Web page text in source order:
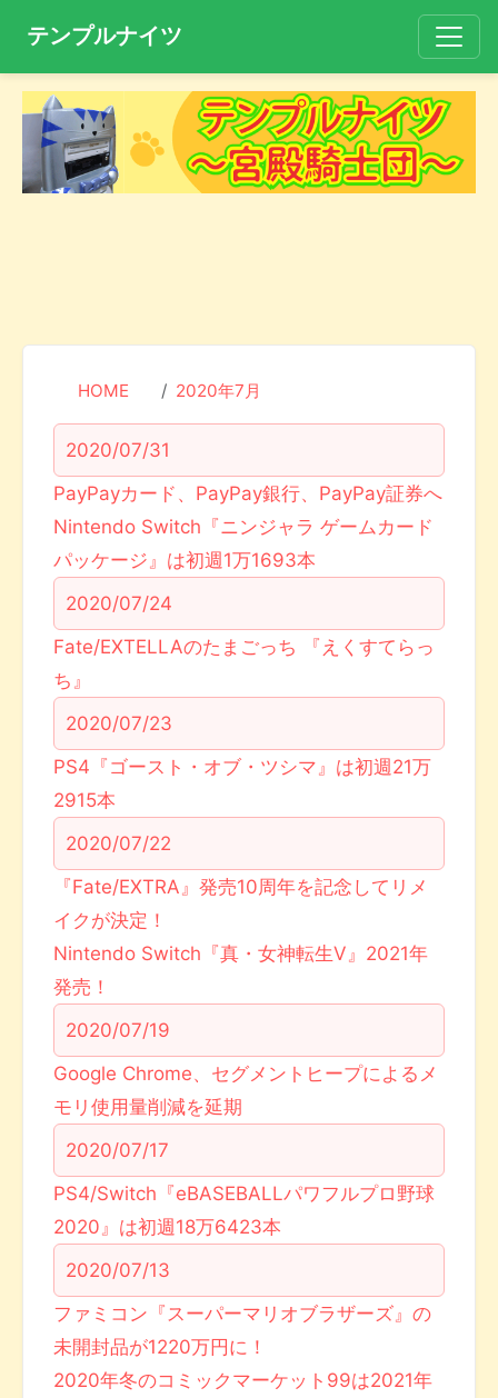
テンプルナイツ
HOME 2020年7月
2020/07/31
PayPayカード、PayPay銀行、PayPay証券へ
Nintendo Switch『ニンジャラ ゲームカード
パッケージ』は初週1万1693本
2020/07/24
Fate/EXTELLAのたまごっち 『えくすてらっ
ち』
2020/07/23
PS4『ゴースト・オブ・ツシマ』は初週21万
2915本
2020/07/22
『Fate/EXTRA』発売10周年を記念してリメ
イクが決定！
Nintendo Switch『真・女神転生V』2021年
発売！
2020/07/19
Google Chrome、セグメントヒープによるメ
モリ使用量削減を延期
2020/07/17
PS4/Switch『eBASEBALLパワフルプロ野球
2020』は初週18万6423本
2020/07/13
ファミコン『スーパーマリオブラザーズ』の
未開封品が1220万円に！
2020年冬のコミックマーケット99は2021年